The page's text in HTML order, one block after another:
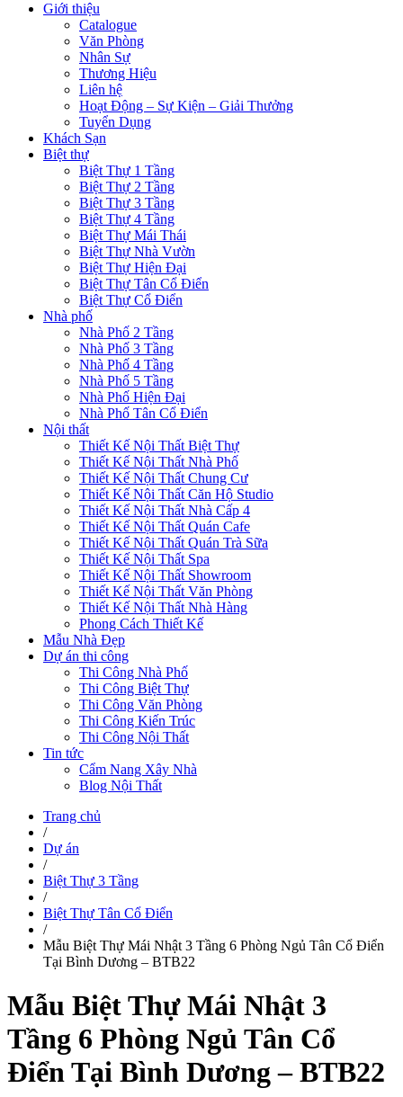
Giới thiệu
Catalogue
Văn Phòng
Nhân Sự
Thương Hiệu
Liên hệ
Hoạt Động – Sự Kiện – Giải Thưởng
Tuyển Dụng
Khách Sạn
Biệt thự
Biệt Thự 1 Tầng
Biệt Thự 2 Tầng
Biệt Thự 3 Tầng
Biệt Thự 4 Tầng
Biệt Thự Mái Thái
Biệt Thự Nhà Vườn
Biệt Thự Hiện Đại
Biệt Thự Tân Cổ Điển
Biệt Thự Cổ Điển
Nhà phố
Nhà Phố 2 Tầng
Nhà Phố 3 Tầng
Nhà Phố 4 Tầng
Nhà Phố 5 Tầng
Nhà Phố Hiện Đại
Nhà Phố Tân Cổ Điển
Nội thất
Thiết Kế Nội Thất Biệt Thự
Thiết Kế Nội Thất Nhà Phố
Thiết Kế Nội Thất Chung Cư
Thiết Kế Nội Thất Căn Hộ Studio
Thiết Kế Nội Thất Nhà Cấp 4
Thiết Kế Nội Thất Quán Cafe
Thiết Kế Nội Thất Quán Trà Sữa
Thiết Kế Nội Thất Spa
Thiết Kế Nội Thất Showroom
Thiết Kế Nội Thất Văn Phòng
Thiết Kế Nội Thất Nhà Hàng
Phong Cách Thiết Kế
Mẫu Nhà Đẹp
Dự án thi công
Thi Công Nhà Phố
Thi Công Biệt Thự
Thi Công Văn Phòng
Thi Công Kiến Trúc
Thi Công Nội Thất
Tin tức
Cẩm Nang Xây Nhà
Blog Nội Thất
Trang chủ
/
Dự án
/
Biệt Thự 3 Tầng
/
Biệt Thự Tân Cổ Điển
/
Mẫu Biệt Thự Mái Nhật 3 Tầng 6 Phòng Ngủ Tân Cổ Điển
Tại Bình Dương – BTB22
Mẫu Biệt Thự Mái Nhật 3
Tầng 6 Phòng Ngủ Tân Cổ
Điển Tại Bình Dương – BTB22